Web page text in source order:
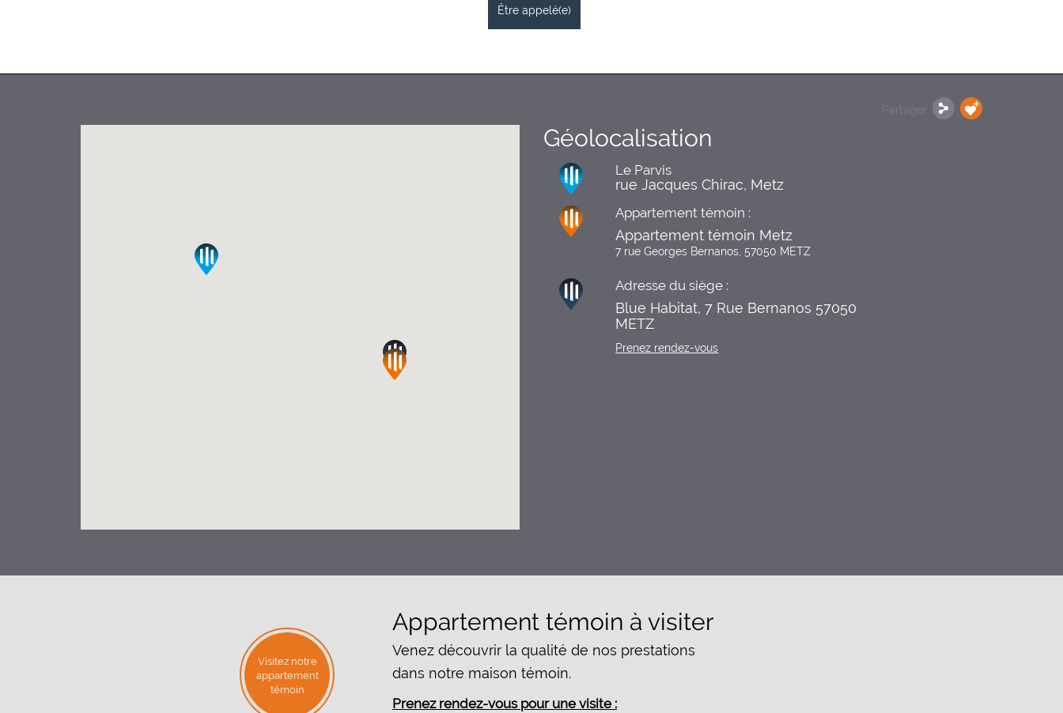
Être appelé(e)
Partager
Géolocalisation
Le Parvis
rue Jacques Chirac, Metz
Appartement témoin :
Appartement témoin Metz
7 rue Georges Bernanos, 57050 METZ
Adresse du siège :
Blue Habitat, 7 Rue Bernanos 57050
METZ
Prenez rendez-vous
Visitez notre
appartement
témoin
Appartement témoin à visiter
Venez découvrir la qualité de nos prestations
dans notre maison témoin.
Prenez rendez-vous pour une visite :